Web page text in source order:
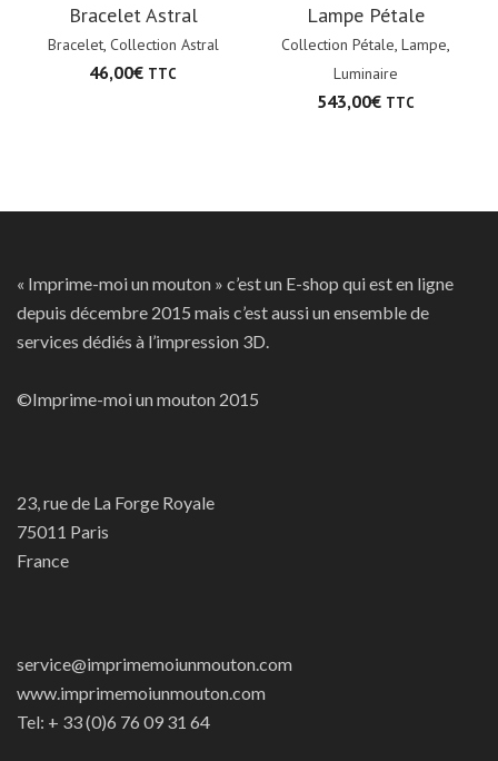
Bracelet Astral
Bracelet, Collection Astral
46,00€ TTC
Lampe Pétale
Collection Pétale, Lampe,
Luminaire
543,00€ TTC
« Imprime-moi un mouton » c’est un E-shop qui est en ligne
depuis décembre 2015 mais c’est aussi un ensemble de
services dédiés à l’impression 3D.
©Imprime-moi un mouton 2015
23, rue de La Forge Royale
75011 Paris
France
service@imprimemoiunmouton.com
www.imprimemoiunmouton.com
Tel: + 33 (0)6 76 09 31 64